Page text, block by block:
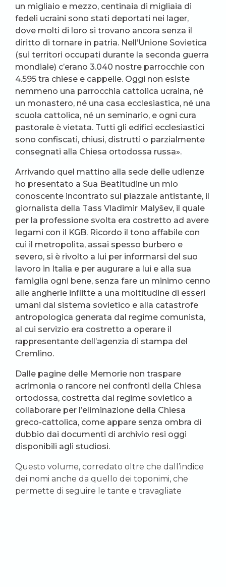
un migliaio e mezzo, centinaia di migliaia di
fedeli ucraini sono stati deportati nei lager,
dove molti di loro si trovano ancora senza il
diritto di tornare in patria. Nell’Unione Sovietica
(sui territori occupati durante la seconda guerra
mondiale) c’erano 3.040 nostre parrocchie con
4.595 tra chiese e cappelle. Oggi non esiste
nemmeno una parrocchia cattolica ucraina, né
un monastero, né una casa ecclesiastica, né una
scuola cattolica, né un seminario, e ogni cura
pastorale è vietata. Tutti gli edifici ecclesiastici
sono confiscati, chiusi, distrutti o parzialmente
consegnati alla Chiesa ortodossa russa».
Arrivando quel mattino alla sede delle udienze
ho presentato a Sua Beatitudine un mio
conoscente incontrato sul piazzale antistante, il
giornalista della Tass Vladimir Malyšev, il quale
per la professione svolta era costretto ad avere
legami con il KGB. Ricordo il tono affabile con
cui il metropolita, assai spesso burbero e
severo, si è rivolto a lui per informarsi del suo
lavoro in Italia e per augurare a lui e alla sua
famiglia ogni bene, senza fare un minimo cenno
alle angherie inflitte a una moltitudine di esseri
umani dal sistema sovietico e alla catastrofe
antropologica generata dal regime comunista,
al cui servizio era costretto a operare il
rappresentante dell’agenzia di stampa del
Cremlino.
Dalle pagine delle Memorie non traspare
acrimonia o rancore nei confronti della Chiesa
ortodossa, costretta dal regime sovietico a
collaborare per l’eliminazione della Chiesa
greco-cattolica, come appare senza ombra di
dubbio dai documenti di archivio resi oggi
disponibili agli studiosi.
Questo volume, corredato oltre che dall’indice
dei nomi anche da quello dei toponimi, che
permette di seguire le tante e travagliate